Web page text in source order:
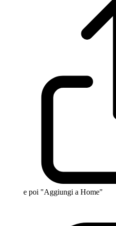
e poi "Aggiungi a Home"